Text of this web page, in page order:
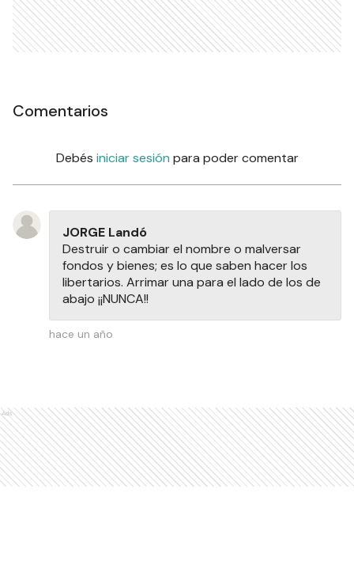
Comentarios
Debés iniciar sesión para poder comentar
JORGE Landó
Destruir o cambiar el nombre o malversar
fondos y bienes; es lo que saben hacer los
libertarios. Arrimar una para el lado de los de
abajo ¡¡NUNCA!!
hace un año
Ads